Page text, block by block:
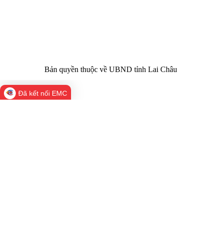
Bản quyền thuộc về UBND tỉnh Lai Châu
Đã kết nối EMC